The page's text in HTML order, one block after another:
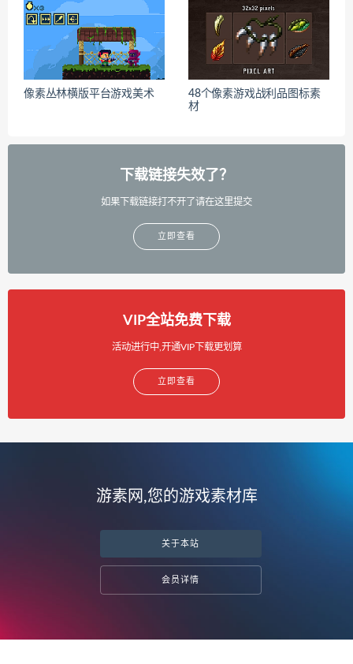
像素丛林横版平台游戏美术
48个像素游戏战利品图标素
材
下载链接失效了？
如果下载链接打不开了请在这里提交
立即查看
VIP全站免费下载
活动进行中,开通VIP下载更划算
立即查看
游素网,您的游戏素材库
关于本站
会员详情